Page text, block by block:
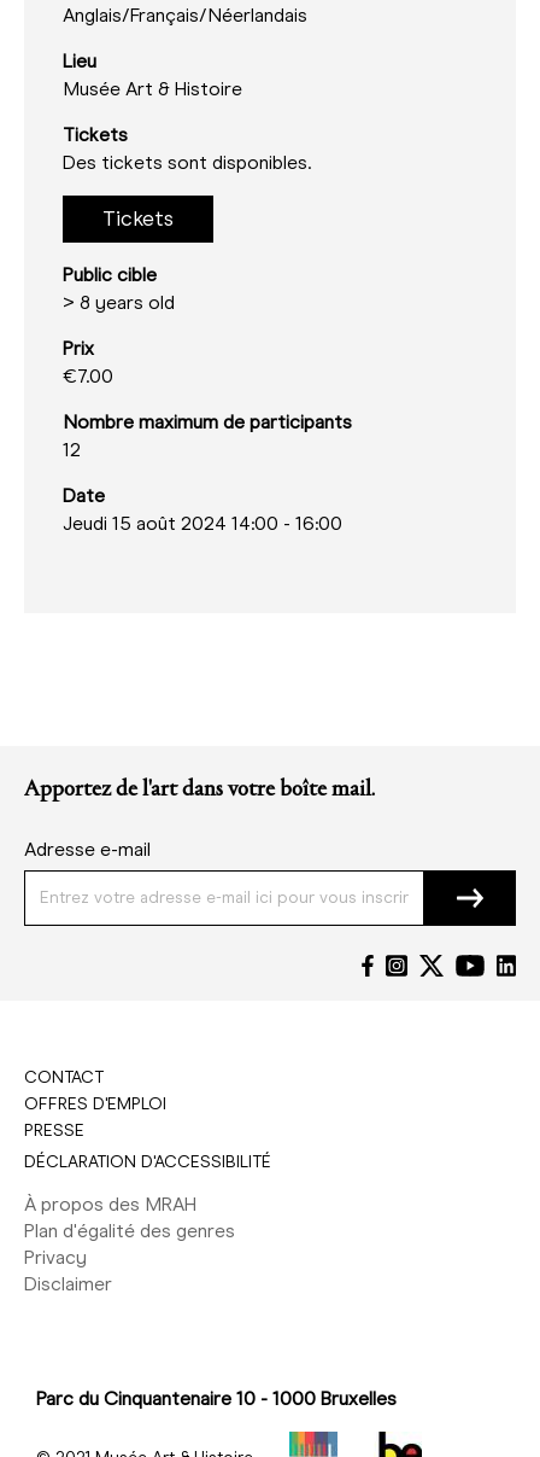
Anglais/Français/Néerlandais
Lieu
Musée Art & Histoire
Tickets
Des tickets sont disponibles.
Tickets
Public cible
> 8 years old
Prix
€7.00
Nombre maximum de participants
12
Date
Jeudi 15 août 2024 14:00 - 16:00
Apportez de l'art dans votre boîte mail.
Adresse e-mail
CONTACT
OFFRES D'EMPLOI
PRESSE
DÉCLARATION D'ACCESSIBILITÉ
À propos des MRAH
Plan d'égalité des genres
Privacy
Disclaimer
Parc du Cinquantenaire 10 - 1000 Bruxelles